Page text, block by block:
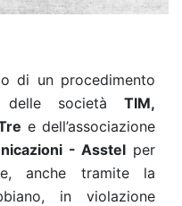
di un procedimento
delle società TIM,
e dell’associazione
- Asstel per
anche tramite la
in violazione